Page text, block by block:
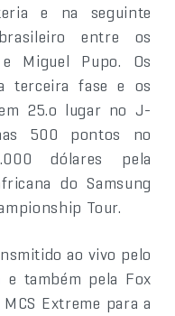
e na seguinte
entre os
Miguel Pupo. Os
terceira fase e os
25.o lugar no J-
500 pontos no
dólares pela
do Samsung
Tour.
ao vivo pelo
e também pela Fox
Extreme para a